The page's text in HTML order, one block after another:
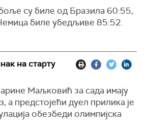
су биле од Бразила 60:55,
биле убедљиве 85:52.
на старту
Маљковић за сада имају
а предстојећи дуел прилика је
обезбеди олимпијска